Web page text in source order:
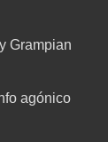
Grampian
agónico